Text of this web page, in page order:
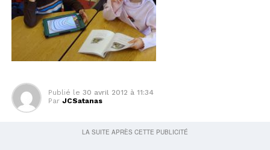
Publié le 30 avril 2012 à 11:34
Par JCSatanas